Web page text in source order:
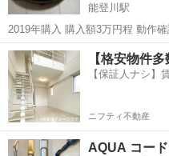
能登川駅
2019年購入 購入額3万円程 動作
滋賀 東近江市 能登川駅
【格安物件
【保証人ナシ】
ニフティ不動産
AQUA コー